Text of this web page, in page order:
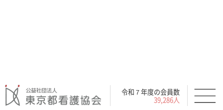
令和７年度の会員数
39,286人